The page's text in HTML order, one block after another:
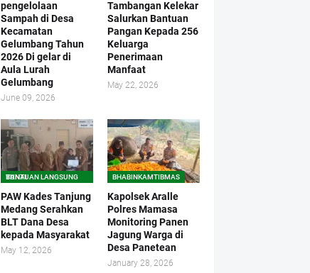
pengelolaan
Sampah di Desa
Kecamatan
Gelumbang Tahun
2026 Di gelar di
Aula Lurah
Gelumbang
June 09, 2026
Tambangan Kelekar
Salurkan Bantuan
Pangan Kepada 256
Keluarga
Penerimaan
Manfaat
May 22, 2026
BANTUAN LANGSUNG TUNAI
PAW Kades Tanjung
Medang Serahkan
BLT Dana Desa
kepada Masyarakat
May 12, 2026
BHABINKAMTIBMAS
Kapolsek Aralle
Polres Mamasa
Monitoring Panen
Jagung Warga di
Desa Panetean
January 28, 2026